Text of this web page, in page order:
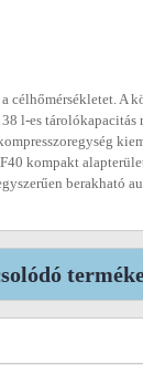
célhőmérsékletet. A
l-es
kompakt
berakható